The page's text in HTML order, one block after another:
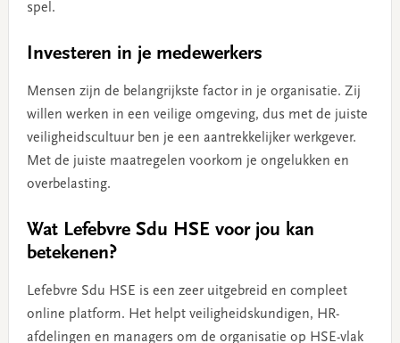
spel.
Investeren in je medewerkers
Mensen zijn de belangrijkste factor in je organisatie. Zij
willen werken in een veilige omgeving, dus met de juiste
veiligheidscultuur ben je een aantrekkelijker werkgever.
Met de juiste maatregelen voorkom je ongelukken en
overbelasting.
Wat Lefebvre Sdu HSE voor jou kan
betekenen?
Lefebvre Sdu HSE is een zeer uitgebreid en compleet
online platform. Het helpt veiligheidskundigen, HR-
afdelingen en managers om de organisatie op HSE-vlak